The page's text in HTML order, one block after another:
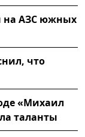
на АЗС южных
что
«Михаил
таланты